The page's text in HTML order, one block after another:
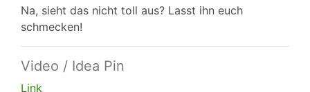
Na, sieht das nicht toll aus? Lasst ihn euch
schmecken!
Video / Idea Pin
Link